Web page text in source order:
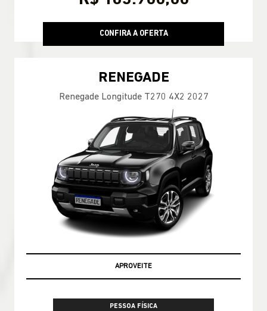
CONFIRA A OFERTA
RENEGADE
Renegade Longitude T270 4X2 2027
APROVEITE
PESSOA FÍSICA